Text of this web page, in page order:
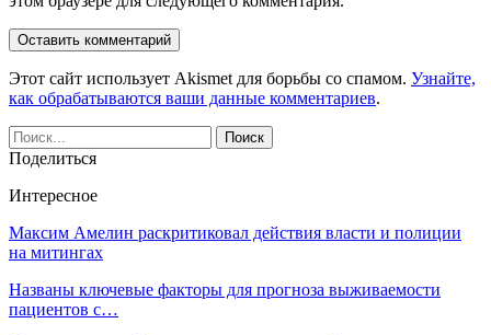
Этот сайт использует Akismet для борьбы со спамом. Узнайте,
как обрабатываются ваши данные комментариев.
Поделиться
Интересное
Максим Амелин раскритиковал действия власти и полиции
на митингах
Названы ключевые факторы для прогноза выживаемости
пациентов с…